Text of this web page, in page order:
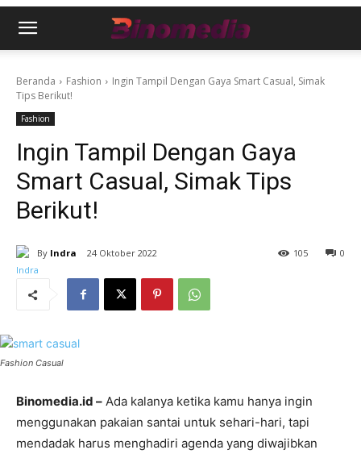
Beranda Fashion
Ingin Tampil Dengan Gaya Smart Casual, Simak
Tips Berikut!
Fashion
Ingin Tampil Dengan Gaya
Smart Casual, Simak Tips
Berikut!
By Indra 24 Oktober 2022 0
105
Fashion Casual
Binomedia.id – Ada kalanya ketika kamu hanya ingin
menggunakan pakaian santai untuk sehari-hari, tapi
mendadak harus menghadiri agenda yang diwajibkan